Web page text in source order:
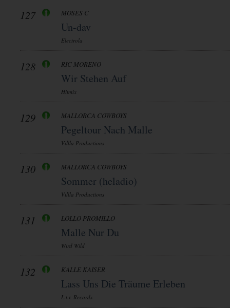
127 MOSES C
Un-dav
Electrola
128 RIC MORENO
Wir Stehen Auf
Hitmix
129 MALLORCA COWBOYS
Pegeltour Nach Malle
Villla Productions
130 MALLORCA COWBOYS
Sommer (heladio)
Villla Productions
131 LOLLO PROMILLO
Malle Nur Du
Wird Wild
132 KALLE KAISER
Lass Uns Die Träume Erleben
L.t.r. Records